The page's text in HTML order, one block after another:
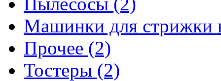
Машинки для стрижки
Прочее (2)
Тостеры (2)